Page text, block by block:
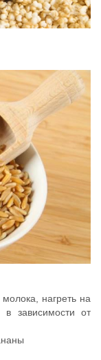
нагреть на
зависимости от